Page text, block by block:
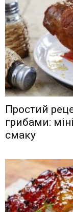
Простий
грибами:
смаку